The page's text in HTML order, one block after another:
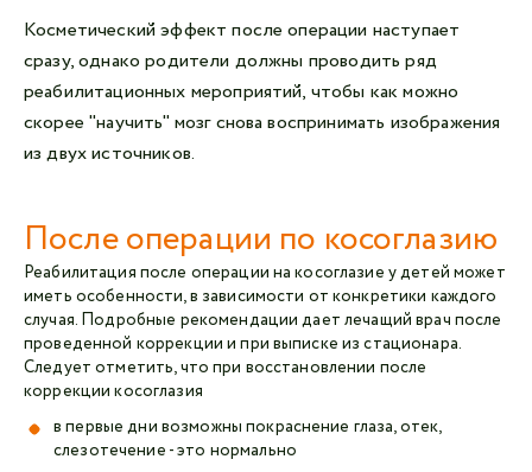
Косметический эффект после операции наступает
сразу, однако родители должны проводить ряд
реабилитационных мероприятий, чтобы как можно
скорее "научить" мозг снова воспринимать изображения
из двух источников.
После операции по косоглазию
Реабилитация после операции на косоглазие у детей может
иметь особенности, в зависимости от конкретики каждого
случая. Подробные рекомендации дает лечащий врач после
проведенной коррекции и при выписке из стационара.
Следует отметить, что при восстановлении после
коррекции косоглазия
в первые дни возможны покраснение глаза, отек,
слезотечение - это нормально